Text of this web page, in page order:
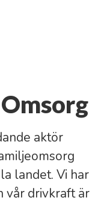
aktör
landet. Vi har
vår drivkraft är